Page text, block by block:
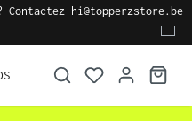
Contactez hi@topperzstore.be